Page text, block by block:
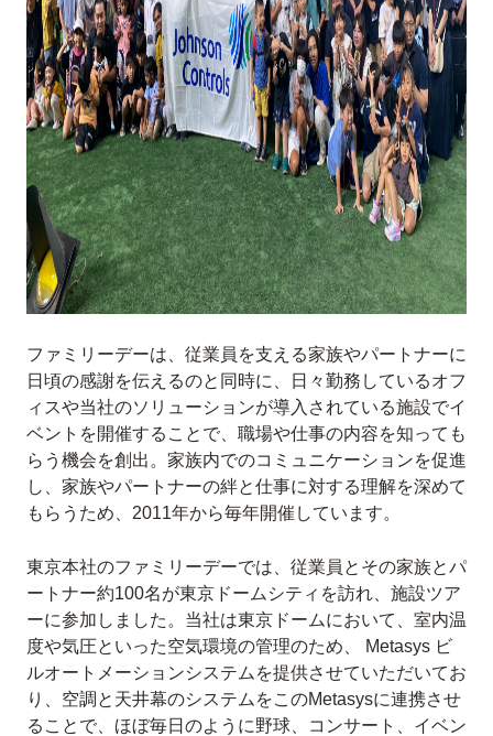
ファミリーデーは、従業員を支える家族やパートナーに
日頃の感謝を伝えるのと同時に、日々勤務しているオフ
ィスや当社のソリューションが導入されている施設でイ
ベントを開催することで、職場や仕事の内容を知っても
らう機会を創出。家族内でのコミュニケーションを促進
し、家族やパートナーの絆と仕事に対する理解を深めて
もらうため、2011年から毎年開催しています。
東京本社のファミリーデーでは、従業員とその家族とパ
ートナー約100名が東京ドームシティを訪れ、施設ツア
ーに参加しました。当社は東京ドームにおいて、室内温
度や気圧といった空気環境の管理のため、 Metasys ビ
ルオートメーションシステムを提供させていただいてお
り、空調と天井幕のシステムをこのMetasysに連携させ
ることで、ほぼ毎日のように野球、コンサート、イベン